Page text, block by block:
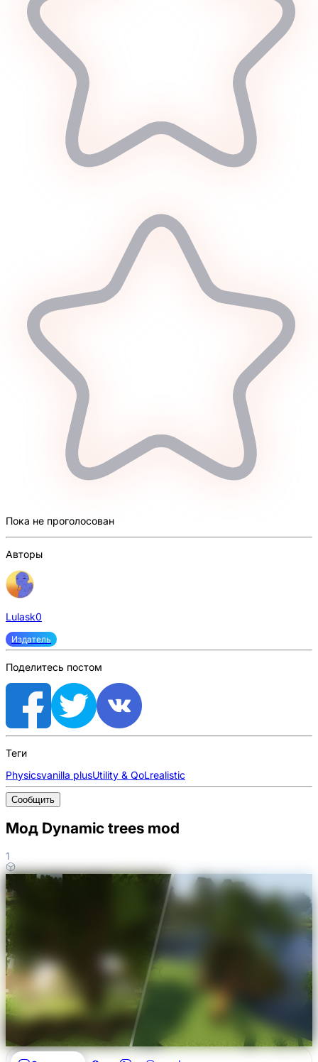
Пока не проголосован
Авторы
Lulask0
Издатель
Поделитесь постом
Теги
Physicsvanilla plusUtility & QoLrealistic
Сообщить
Мод Dynamic trees mod
1